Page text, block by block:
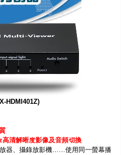
HDMI401Z)
高清解晰度影像及音頻切換
器、攝錄放影機……使用同一螢幕播